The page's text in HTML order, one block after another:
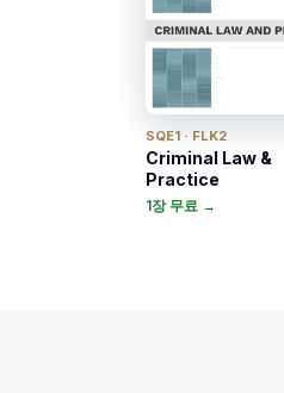
SQE1 · FLK2
Criminal Law &
Practice
1장 무료 →